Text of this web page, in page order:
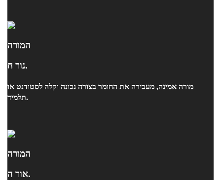
המורה
נור ח.
מורה אמינה, מעבירה את החומר בצורה נכונה וקלה לסטודנט או
תלמיד.
המורה
אור ה.